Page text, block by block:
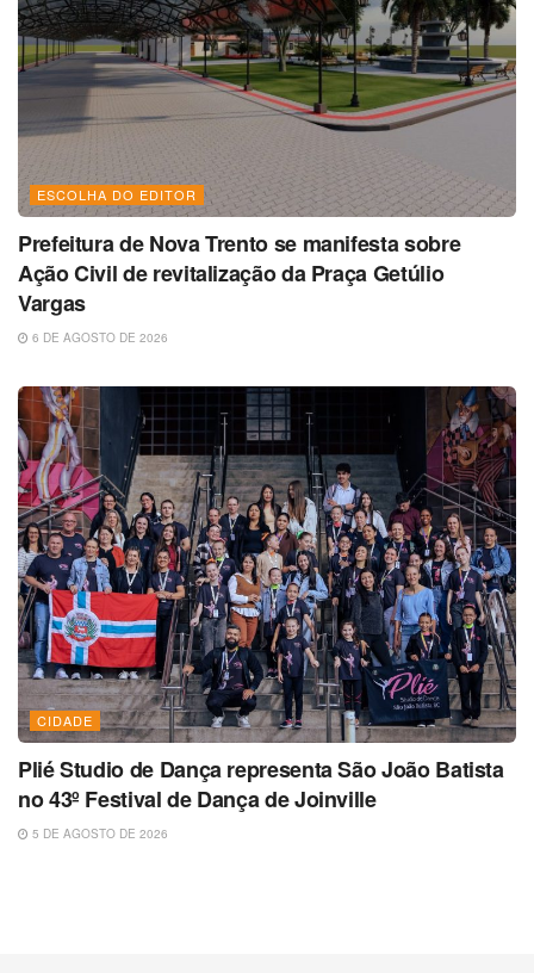
ESCOLHA DO EDITOR
Prefeitura de Nova Trento se manifesta sobre
Ação Civil de revitalização da Praça Getúlio
Vargas
6 DE AGOSTO DE 2026
CIDADE
Plié Studio de Dança representa São João Batista
no 43º Festival de Dança de Joinville
5 DE AGOSTO DE 2026